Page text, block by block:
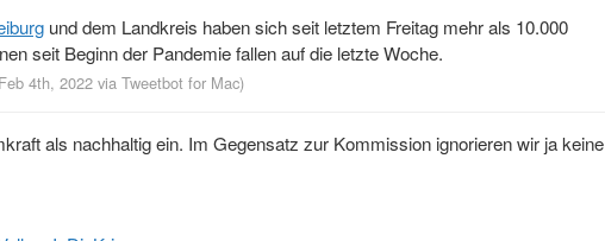
und dem Landkreis haben sich seit letztem Freitag mehr als 10.000
seit Beginn der Pandemie fallen auf die letzte Woche.
4th, 2022 via Tweetbot for Mac)
als nachhaltig ein. Im Gegensatz zur Kommission ignorieren wir ja keine